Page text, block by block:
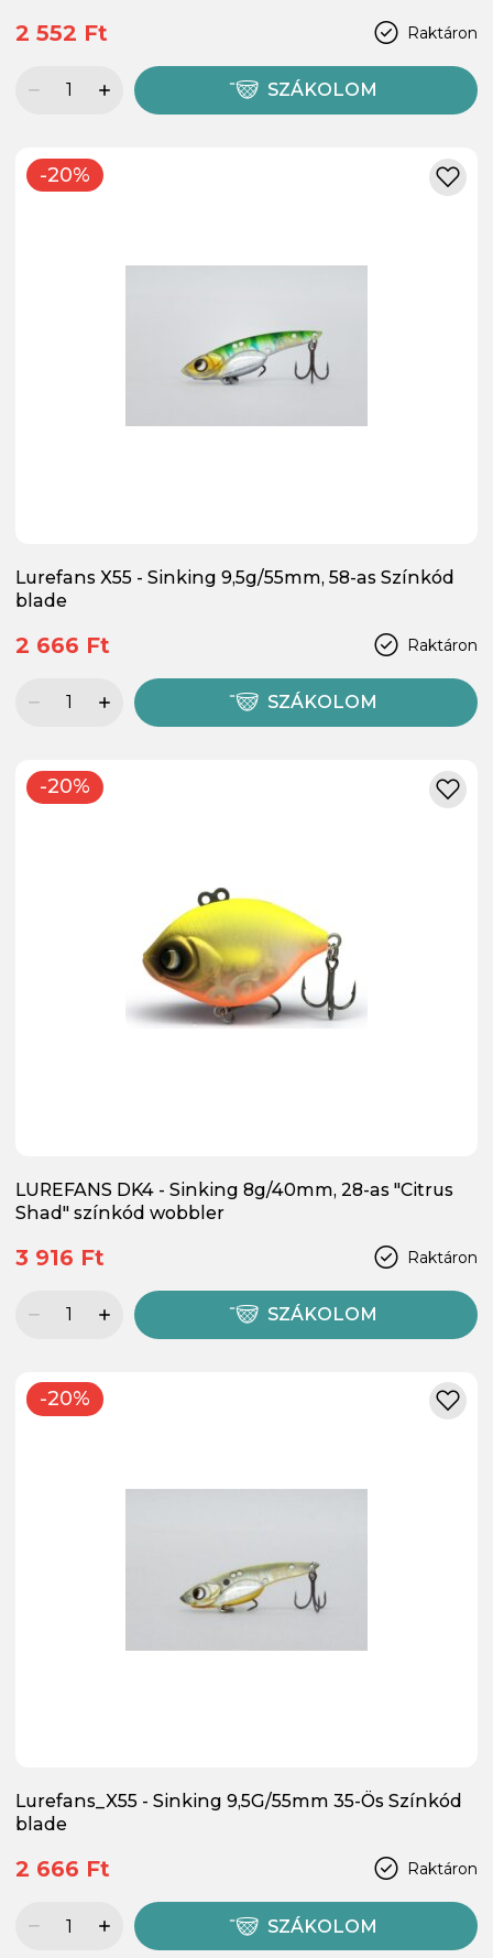
Raktáron
2 552 Ft
SZÁKOLOM
-20%
Lurefans X55 - Sinking 9,5g/55mm, 58-as Színkód
blade
Raktáron
2 666 Ft
SZÁKOLOM
-20%
LUREFANS DK4 - Sinking 8g/40mm, 28-as "Citrus
Shad" színkód wobbler
Raktáron
3 916 Ft
SZÁKOLOM
-20%
Lurefans_X55 - Sinking 9,5G/55mm 35-Ös Színkód
blade
Raktáron
2 666 Ft
SZÁKOLOM